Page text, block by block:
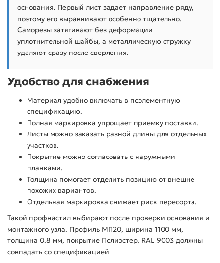
основания. Первый лист задает направление ряду,
поэтому его выравнивают особенно тщательно.
Саморезы затягивают без деформации
уплотнительной шайбы, а металлическую стружку
удаляют сразу после сверления.
Удобство для снабжения
Материал удобно включать в поэлементную
спецификацию.
Полная маркировка упрощает приемку поставки.
Листы можно заказать разной длины для отдельных
участков.
Покрытие можно согласовать с наружными
планками.
Толщина помогает отделить позицию от внешне
похожих вариантов.
Отдельная маркировка снижает риск пересорта.
Такой профнастил выбирают после проверки основания и
монтажного узла. Профиль МП20, ширина 1100 мм,
толщина 0.8 мм, покрытие Полиэстер, RAL 9003 должны
совпадать со спецификацией.